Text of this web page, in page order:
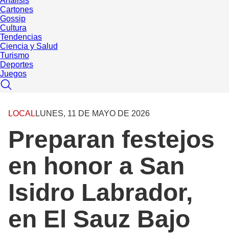
Cartones
Gossip
Cultura
Tendencias
Ciencia y Salud
Turismo
Deportes
Juegos
LOCAL LUNES, 11 DE MAYO DE 2026
Preparan festejos
en honor a San
Isidro Labrador,
en El Sauz Bajo